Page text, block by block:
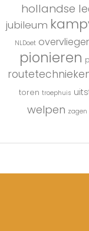
hollandse
jubileum
NLDoet
pionieren
toren troephuis
welpen zagen